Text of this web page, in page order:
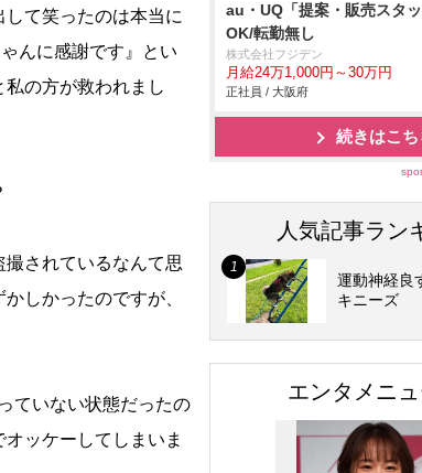
て笑ったのは本当に
んに感謝です』とい
の方が救われまし
撮されているなんて思
しかったのですが、
ていない状態だったの
ッケーしてしまいま
au・UQ「提案・販売スタ
OK/転勤無し
株式会社フジデン
月給24万1,000円～30万円
正社員 / 大阪府
続きはこち
人気記事ラン
運動神経良
キニーズ
エンタメニ